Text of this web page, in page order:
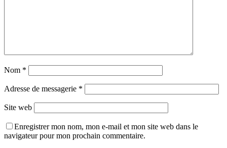
Nom *
Adresse de messagerie *
Site web
Enregistrer mon nom, mon e-mail et mon site web dans le
navigateur pour mon prochain commentaire.